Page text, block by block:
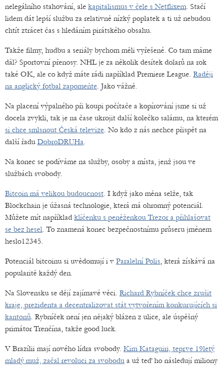
nelegálního stahování, ale kapitalismus v čele s Netflixem. Stačí
lidem dát lepší službu za relativně nízký poplatek a ti už nebudou
chtít ztrácet čas s hledáním pirátského obsahu.
Takže filmy, hudbu a seriály bychom měli vyřešené. Co tam máme
dál? Sportovní přenosy. NHL je za několik desítek dolarů na rok
také OK, ale co když máte rádi například Premiere League. Raději
na anglický fotbal zapomeňte. Jako vážně.
Na placení výpalného při koupi počítače a kopírování jsme si už
docela zvykli, tak je na čase ukrojit další kolečko salámu, na kterém
si chce smlsnout Česká televize. No kdo z nás nechce přispět na
další řadu DobroDRUHa.
Na konec se podíváme na služby, osoby a místa, jenž jsou ve
službách svobody.
Bitcoin má velikou budoucnost. I když jako měna selže, tak
Blockchain je úžasná technologie, která má ohromný potenciál.
Můžete mít například klíčenku s peněženkou Trezor a přihlašovat
se bez hesel. To znamená konec bezpečnostnímu průseru jménem
heslo12345.
Potenciál bitcoinu si uvědomují i v Paralelní Polis, která získává na
popularitě každý den.
Na Slovensku se dějí zajímavé věci. Richard Rybníček chce zrušit
kraje, prezidenta a decentralizovat stát vytvořením konkurujících si
kantonů. Rybníček není jen nějaký blázen z ulice, ale úspěšný
primátor Trenčína, takže good luck.
V Brazílii mají nového lídra svobody. Kim Kataguiri, teprve 19letý
mladý muž, začal revoluci za svobodu a už teď ho následují miliony